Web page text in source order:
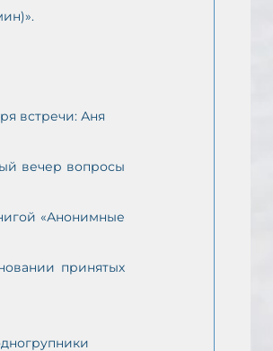
встречи: Аня
вечер вопросы
«Анонимные
принятых